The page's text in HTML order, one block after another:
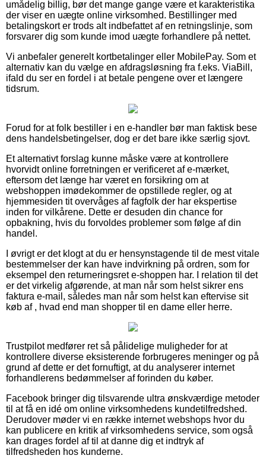
umådelig billig, bør det mange gange være et karakteristika
der viser en uægte online virksomhed. Bestillinger med
betalingskort er trods alt indbefattet af en retningslinje, som
forsvarer dig som kunde imod uægte forhandlere på nettet.
Vi anbefaler generelt kortbetalinger eller MobilePay. Som et
alternativ kan du vælge en afdragsløsning fra f.eks. ViaBill,
ifald du ser en fordel i at betale pengene over et længere
tidsrum.
Forud for at folk bestiller i en e-handler bør man faktisk bese
dens handelsbetingelser, dog er det bare ikke særlig sjovt.
Et alternativt forslag kunne måske være at kontrollere
hvorvidt online forretningen er verificeret af e-mærket,
eftersom det længe har været en forsikring om at
webshoppen imødekommer de opstillede regler, og at
hjemmesiden tit overvåges af fagfolk der har ekspertise
inden for vilkårene. Dette er desuden din chance for
opbakning, hvis du forvoldes problemer som følge af din
handel.
I øvrigt er det klogt at du er hensynstagende til de mest vitale
bestemmelser der kan have indvirkning på ordren, som for
eksempel den returneringsret e-shoppen har. I relation til det
er det virkelig afgørende, at man når som helst sikrer ens
faktura e-mail, således man når som helst kan eftervise sit
køb af , hvad end man shopper til en dame eller herre.
Trustpilot medfører ret så pålidelige muligheder for at
kontrollere diverse eksisterende forbrugeres meninger og på
grund af dette er det fornuftigt, at du analyserer internet
forhandlerens bedømmelser af forinden du køber.
Facebook bringer dig tilsvarende ultra ønskværdige metoder
til at få en idé om online virksomhedens kundetilfredshed.
Derudover møder vi en række internet webshops hvor du
kan publicere en kritik af virksomhedens service, som også
kan drages fordel af til at danne dig et indtryk af
tilfredsheden hos kunderne.